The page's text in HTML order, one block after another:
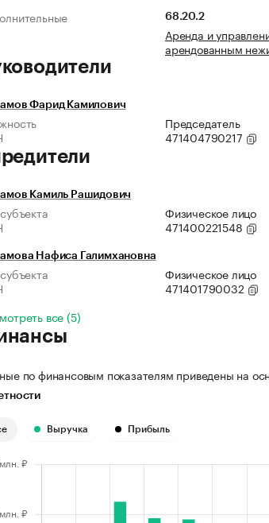
68.20.2
Аренда и
арендованным
Фарид Камилович
Председатель
471404790217
Камиль Рашидович
Физическое лицо
471400221548
Нафиса Галимхановна
Физическое лицо
471401790032
все (5)
по финансовым показателям приведены на
Выручка Прибыль